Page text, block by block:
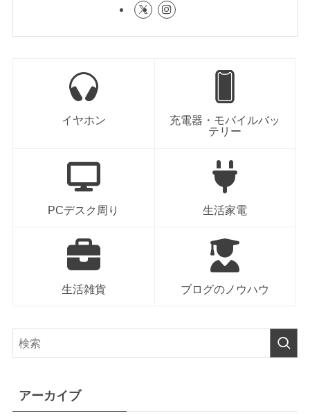
イヤホン
充電器・モバイルバッ
テリー
PCデスク周り 生活家電
生活雑貨 ブログのノウハウ
アーカイブ